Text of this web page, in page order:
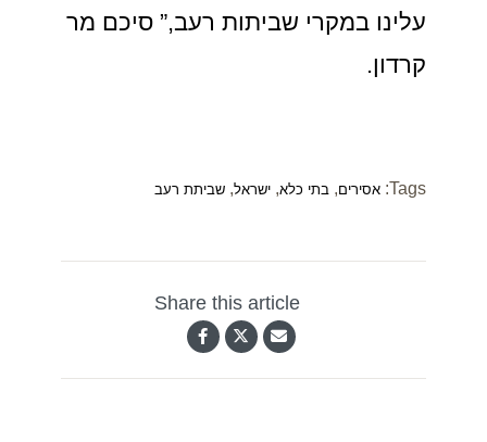
עלינו במקרי שביתות רעב,” סיכם מר
קרדון.
Tags: אסירים, בתי כלא, ישראל, שביתת רעב
Share this article